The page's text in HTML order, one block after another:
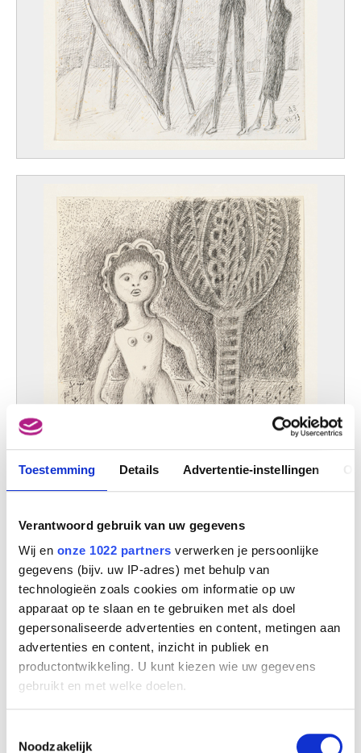
Toestemming Details Advertentie-instellingen
Verantwoord gebruik van uw gegevens
Wij en onze 1022 partners verwerken je persoonlijke
gegevens (bijv. uw IP-adres) met behulp van
technologieën zoals cookies om informatie op uw
apparaat op te slaan en te gebruiken met als doel
gepersonaliseerde advertenties en content, metingen aan
advertenties en content, inzicht in publiek en
productontwikkeling. U kunt kiezen wie uw gegevens
gebruikt en met welke doelen.
Informatie verzamelen over uw geografische
Noodzakelijk
BESCHRIJVING
Potlood op papier (1-2) ; potlood, Oost-Indische inkt, pen op papier (3-25)
Monogram of signatuur onderaan : AS - Armand Simon - A. Simon
Afmetingen: Verscheidene formaten
Herkomst: Legaat van mevr. Armand Simon, Pâturages, 1987
KUNSTENAAR(S)